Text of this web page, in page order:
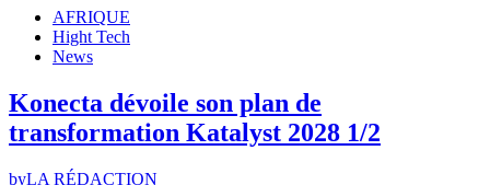
AFRIQUE
Hight Tech
News
Konecta dévoile son plan de
transformation Katalyst 2028 1/2
byLA RÉDACTION